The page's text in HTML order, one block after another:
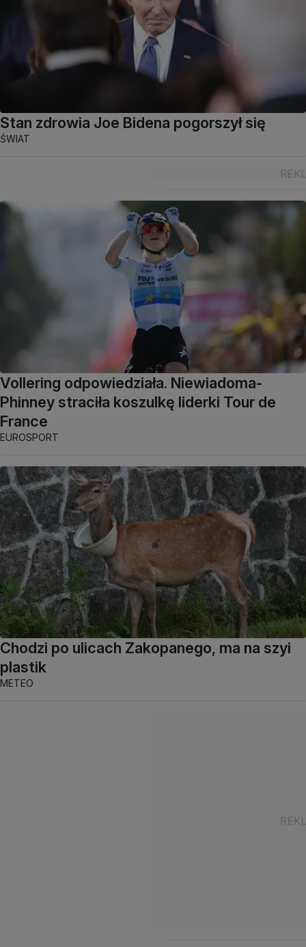
Stan zdrowia Joe Bidena pogorszył się
ŚWIAT
Vollering odpowiedziała. Niewiadoma-
Phinney straciła koszulkę liderki Tour de
France
EUROSPORT
Chodzi po ulicach Zakopanego, ma na szyi
plastik
METEO